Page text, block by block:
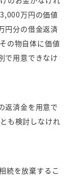
万円の価値
円分の借金返済
の物自体に価値
で用意できなけ
返済金を用意で
も検討しなけれ
続を放棄するこ